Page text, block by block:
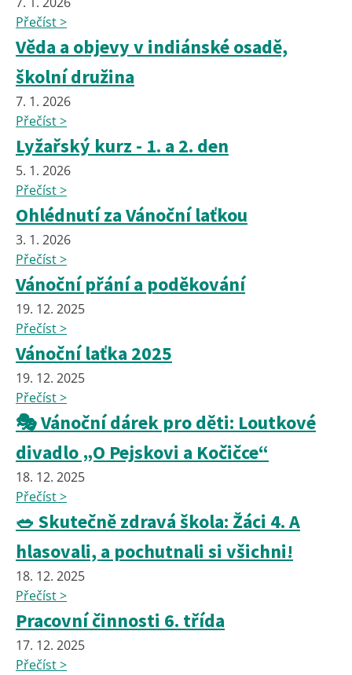
Přečíst >
Věda a objevy v indiánské osadě,
školní družina
7. 1. 2026
Přečíst >
Lyžařský kurz - 1. a 2. den
5. 1. 2026
Přečíst >
Ohlédnutí za Vánoční laťkou
3. 1. 2026
Přečíst >
Vánoční přání a poděkování
19. 12. 2025
Přečíst >
Vánoční laťka 2025
19. 12. 2025
Přečíst >
🎭 Vánoční dárek pro děti: Loutkové
divadlo „O Pejskovi a Kočičce“
18. 12. 2025
Přečíst >
🥗 Skutečně zdravá škola: Žáci 4. A
hlasovali, a pochutnali si všichni!
18. 12. 2025
Přečíst >
Pracovní činnosti 6. třída
17. 12. 2025
Přečíst >